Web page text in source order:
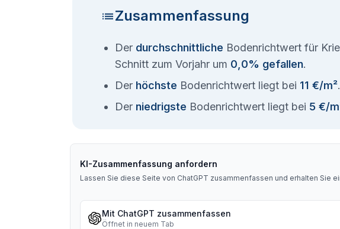
Zusammenfassung
Der durchschnittliche Bodenrichtwert für
Schnitt zum Vorjahr um 0,0% gefallen.
Der höchste Bodenrichtwert liegt bei 11 €/m².
Der niedrigste Bodenrichtwert liegt bei 5 €/
KI-Zusammenfassung anfordern
Lassen Sie diese Seite von ChatGPT zusammenfassen und erhalten Sie
Mit ChatGPT zusammenfassen
Öffnet in neuem Tab